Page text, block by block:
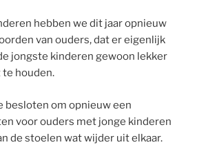
hebben we dit jaar opnieuw
van ouders, dat er eigenlijk
jongste kinderen gewoon lekker
te houden.
besloten om opnieuw een
voor ouders met jonge kinderen
de stoelen wat wijder uit elkaar.